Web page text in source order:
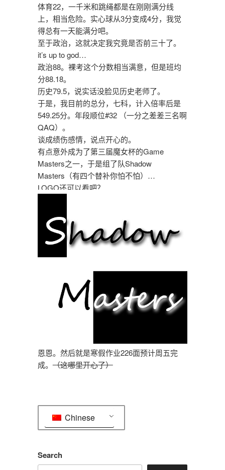
体育22，一千米和跳绳都是在刚刚满分线
上，相当危险。实心球从3分变成4分，我觉
得总有一天能满分吧。
至于政治，这就决定我究竟是否前三十了。
it’s up to god…
政治88。裸考这个分数相当满意，但是班均
分88.18。
历史79.5，说实话没脸见历史老师了。
于是，我目前的总分，七科，计入倍率后是
549.25分。年段顺位#32 （一分之差差三名啊
QAQ）。
谈成绩伤感情，说点开心的。
有点意外成为了第三届魔女杯的Game
Masters之一，于是组了队Shadow
Masters（有四个替补你怕不怕）…
LOGO还可以看吧？
恩恩。然后就是寒假作业226面预计周五完
成。（这哪里开心了）
Chinese
Search